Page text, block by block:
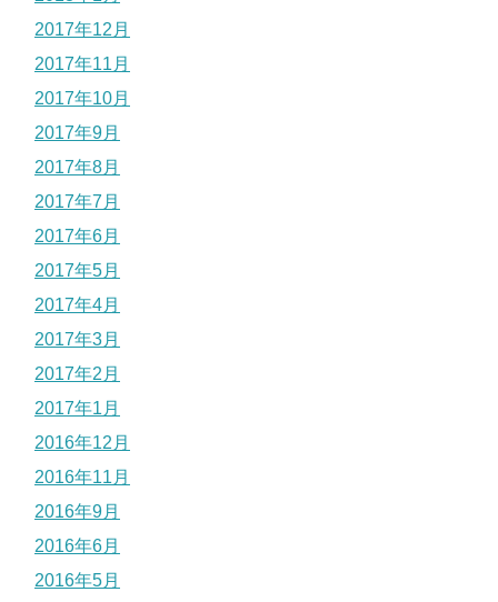
2017年12月
2017年11月
2017年10月
2017年9月
2017年8月
2017年7月
2017年6月
2017年5月
2017年4月
2017年3月
2017年2月
2017年1月
2016年12月
2016年11月
2016年9月
2016年6月
2016年5月